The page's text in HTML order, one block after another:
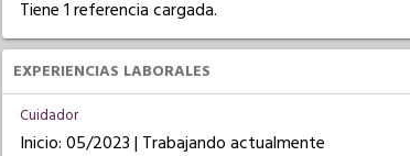
Tiene 1 referencia cargada.
EXPERIENCIAS LABORALES
Cuidador
Inicio: 05/2023 | Trabajando actualmente